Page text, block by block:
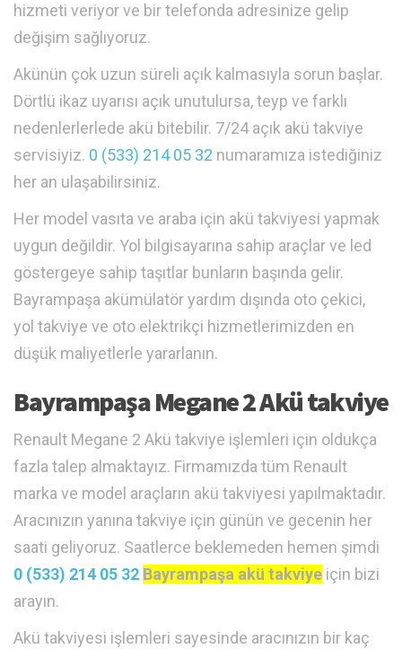
hizmeti veriyor ve bir telefonda adresinize gelip
değişim sağlıyoruz.
Akünün çok uzun süreli açık kalmasıyla sorun başlar.
Dörtlü ikaz uyarısı açık unutulursa, teyp ve farklı
nedenlerlerlede akü bitebilir. 7/24 açık akü takviye
servisiyiz. 0 (533) 214 05 32 numaramıza istediğiniz
her an ulaşabilirsiniz.
Her model vasıta ve araba için akü takviyesi yapmak
uygun değildir. Yol bilgisayarına sahip araçlar ve led
göstergeye sahip taşıtlar bunların başında gelir.
Bayrampaşa akümülatör yardım dışında oto çekici,
yol takviye ve oto elektrikçi hizmetlerimizden en
düşük maliyetlerle yararlanın.
Bayrampaşa Megane 2 Akü takviye
Renault Megane 2 Akü takviye işlemleri için oldukça
fazla talep almaktayız. Firmamızda tüm Renault
marka ve model araçların akü takviyesi yapılmaktadır.
Aracınızın yanına takviye için günün ve gecenin her
saati geliyoruz. Saatlerce beklemeden hemen şimdi
0 (533) 214 05 32 Bayrampaşa akü takviye için bizi
arayın.
Akü takviyesi işlemleri sayesinde aracınızın bir kaç